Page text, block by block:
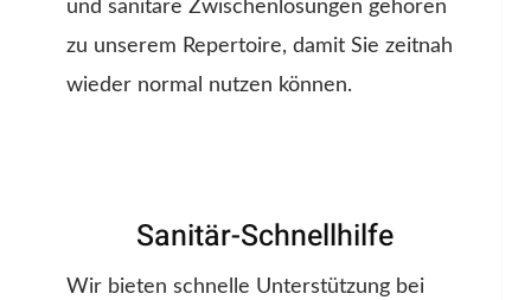
und sanitäre Zwischenlösungen gehören
zu unserem Repertoire, damit Sie zeitnah
wieder normal nutzen können.
Sanitär-Schnellhilfe
Wir bieten schnelle Unterstützung bei